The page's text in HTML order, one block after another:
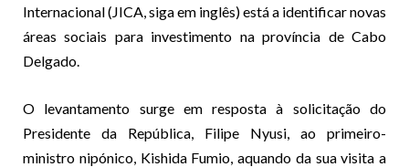
Internacional (JICA, siga em inglês) está a identificar novas
áreas sociais para investimento na província de Cabo
Delgado.
O levantamento surge em resposta à solicitação do
Presidente da República, Filipe Nyusi, ao primeiro-
ministro nipónico, Kishida Fumio, aquando da sua visita a